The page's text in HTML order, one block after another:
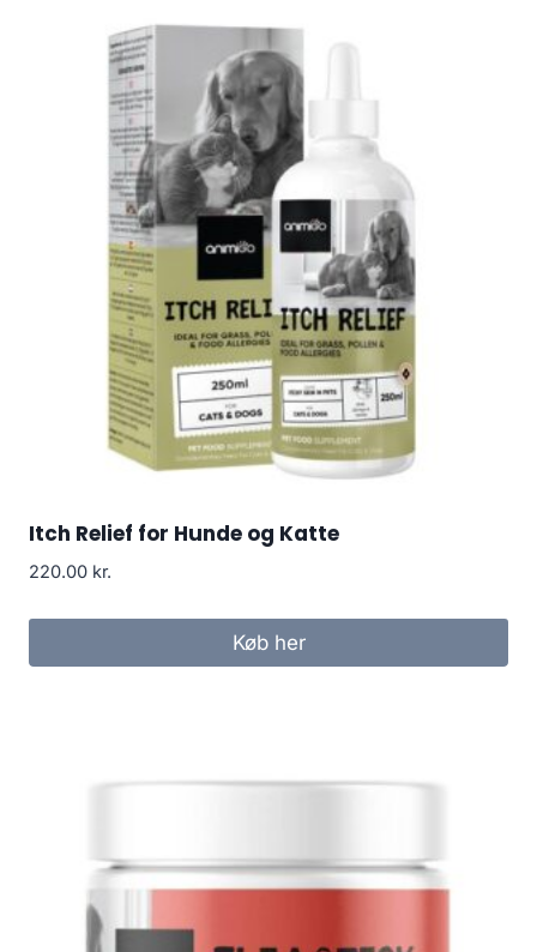
Itch Relief for Hunde og Katte
220.00 kr.
Køb her